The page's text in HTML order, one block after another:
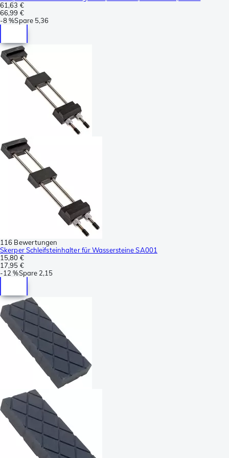
61,63 €
66,99 €
-8 %Spare 5,36
116 Bewertungen
Skerper Schleifsteinhalter für Wassersteine SA001
15,80 €
17,95 €
-12 %Spare 2,15